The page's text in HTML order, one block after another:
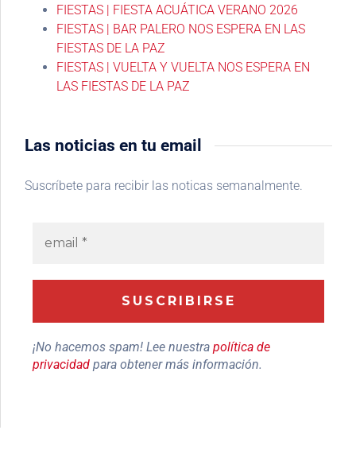
FIESTAS | FIESTA ACUÁTICA VERANO 2026
FIESTAS | BAR PALERO NOS ESPERA EN LAS
FIESTAS DE LA PAZ
FIESTAS | VUELTA Y VUELTA NOS ESPERA EN
LAS FIESTAS DE LA PAZ
Las noticias en tu email
Suscríbete para recibir las noticas semanalmente.
¡No hacemos spam! Lee nuestra política de
privacidad para obtener más información.